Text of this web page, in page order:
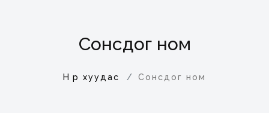
Сонсдог ном
Нүүр хуудас Сонсдог ном